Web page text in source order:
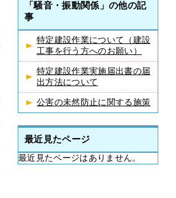
「騒音・振動関係」の他の記
事
特定建設作業について（建設
工事を行う方へのお願い）
特定建設作業実施届出書の届
出方法について
公害の未然防止に関する施策
最近見たページ
最近見たページはありません。